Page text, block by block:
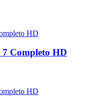
Completo HD